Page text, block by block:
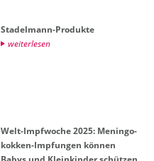
Sta­del­mann-Pro­duk­te
wei­ter­le­sen
Welt-Impf­wo­che 2025: Me­nin­go­
kok­ken-Imp­fun­gen kön­nen